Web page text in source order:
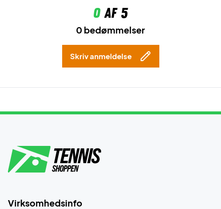
0af 5
0 bedømmelser
Skriv anmeldelse
Virksomhedsinfo